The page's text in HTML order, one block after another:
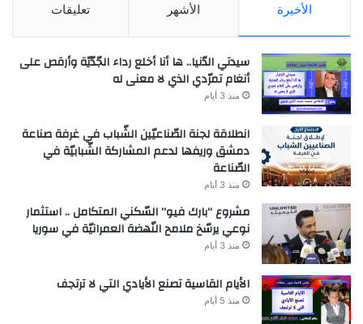
الأخيرة الأشهر تعليقات
سيدتي الدّنيا.. ها أنا أخلع رداء الجّدّيّة وأرقص على
أنغام تمرّدي الذي لا معنى له
منذ 3 أيام
انطلاقة لجنة الصّناعيّين الشّباب في غرفة صناعة
دمشق وريفها لدعم المشاركة الشّبابيّة في
الصّناعة
منذ 3 أيام
مشروع “بارك فيو” السّكني المتكامل .. استثمار
نوعي يرسّخ ملامح النّهضة العمرانيّة في سوريا
منذ 3 أيام
الأيام القاسية تصنع الأيادي التي لا ترتجف
منذ 5 أيام